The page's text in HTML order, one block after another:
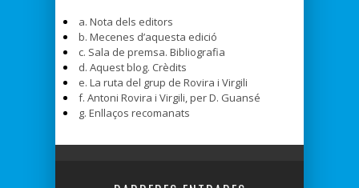
a. Nota dels editors
b. Mecenes d’aquesta edició
c. Sala de premsa. Bibliografia
d. Aquest blog. Crèdits
e. La ruta del grup de Rovira i Virgili
f. Antoni Rovira i Virgili, per D. Guansé
g. Enllaços recomanats